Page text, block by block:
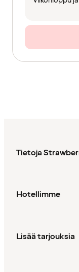
Tietoja
Hotellimme
Lisää tarjouksia